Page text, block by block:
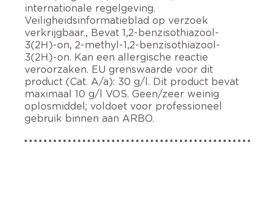
internationale regelgeving.
Veiligheidsinformatieblad op verzoek
verkrijgbaar., Bevat 1,2-benzisothiazool-
3(2H)-on, 2-methyl-1,2-benzisothiazool-
3(2H)-on. Kan een allergische reactie
veroorzaken. EU grenswaarde voor dit
product (Cat. A/a): 30 g/l. Dit product bevat
maximaal 10 g/l VOS. Geen/zeer weinig
oplosmiddel; voldoet voor professioneel
gebruik binnen aan ARBO.